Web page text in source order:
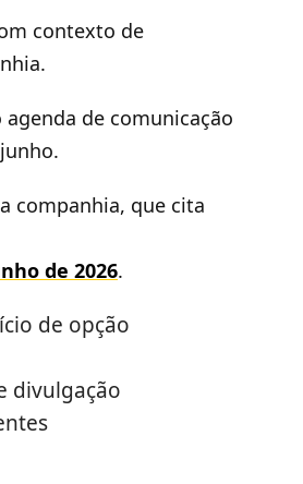
contexto de
de comunicação
companhia, que cita
de 2026.
de opção
divulgação